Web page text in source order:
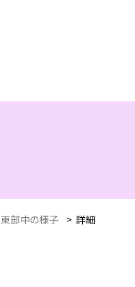
東部中の様子 > 詳細